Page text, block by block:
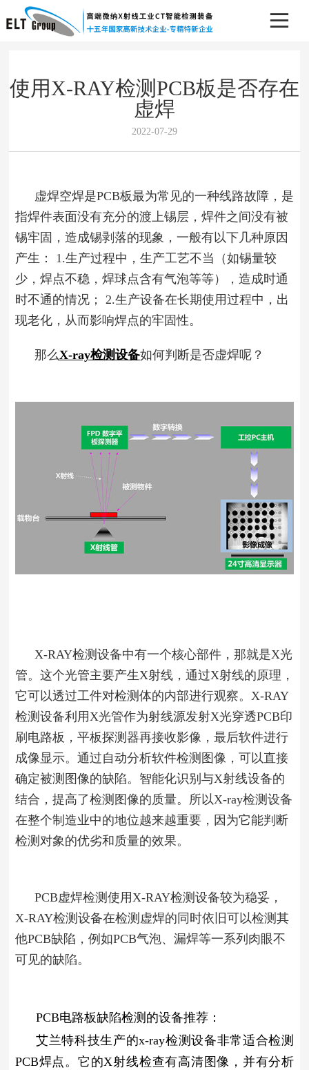
使用X-RAY检测PCB板是否存在
虚焊
2022-07-29
虚焊空焊是PCB板最为常见的一种线路故障，是
指焊件表面没有充分的渡上锡层，焊件之间没有被
锡牢固，造成锡剥落的现象，一般有以下几种原因
产生： 1.生产过程中，生产工艺不当（如锡量较
少，焊点不稳，焊球点含有气泡等等），造成时通
时不通的情况； 2.生产设备在长期使用过程中，出
现老化，从而影响焊点的牢固性。
那么X-ray检测设备如何判断是否虚焊呢？
X-RAY检测设备中有一个核心部件，那就是X光
管。这个光管主要产生X射线，通过X射线的原理，
它可以透过工件对检测体的内部进行观察。X-RAY
检测设备利用X光管作为射线源发射X光穿透PCB印
刷电路板，平板探测器再接收影像，最后软件进行
成像显示。通过自动分析软件检测图像，可以直接
确定被测图像的缺陷。 智能化识别与X射线设备的
结合，提高了检测图像的质量。 所以X-ray检测设备
在整个制造业中的地位越来越重要，因为它能判断
检测对象的优劣和质量的效果。
PCB虚焊检测使用X-RAY检测设备较为稳妥，
X-RAY检测设备在检测虚焊的同时依旧可以检测其
他PCB缺陷，例如PCB气泡、漏焊等一系列肉眼不
可见的缺陷。
PCB电路板缺陷检测的设备推荐：
艾兰特科技生产的x-ray检测设备非常适合检测
PCB焊点。它的X射线检查有高清图像，并有分析